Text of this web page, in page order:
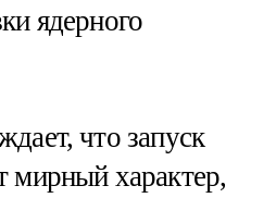
ядерного
что запуск
мирный характер,